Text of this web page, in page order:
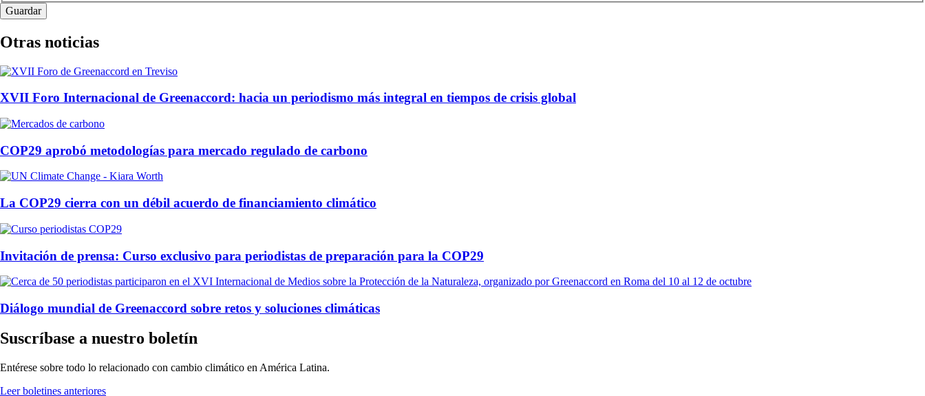
Otras noticias
XVII Foro Internacional de Greenaccord: hacia un periodismo más integral en tiempos de crisis global
COP29 aprobó metodologías para mercado regulado de carbono
La COP29 cierra con un débil acuerdo de financiamiento climático
Invitación de prensa: Curso exclusivo para periodistas de preparación para la COP29
Diálogo mundial de Greenaccord sobre retos y soluciones climáticas
Suscríbase a nuestro boletín
Entérese sobre todo lo relacionado con cambio climático en América Latina.
Leer boletines anteriores